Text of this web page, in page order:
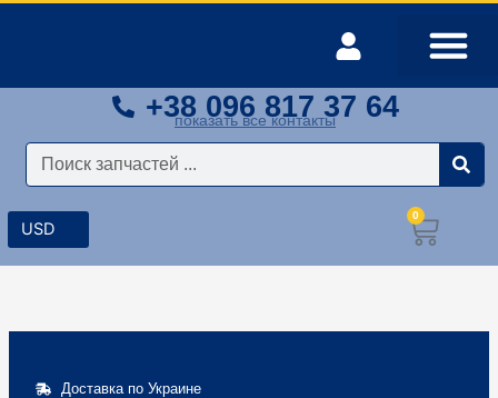
+38 096 817 37 64
показать все контакты
Поиск
0
Доставка по Украине